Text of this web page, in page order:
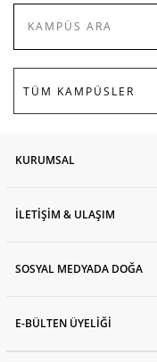
KURUMSAL
İLETİŞİM & ULAŞIM
SOSYAL MEDYADA DOĞA
E-BÜLTEN ÜYELİĞİ